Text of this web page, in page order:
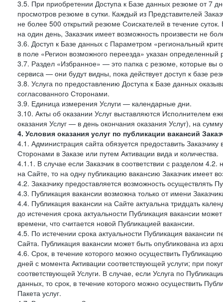
3.5. При приобретении Доступа к Базе данных резюме от 7
просмотров резюме в сутки. Каждый из Представителей
не более 500 открытий резюме Соискателей в течение
на один день, Заказчик имеет возможность произвести не
3.6. Доступ к Базе данных с Параметром «региональный
в поле «Регион возможного переезда» указан определенный
3.7. Раздел «Избранное» — это папка с резюме, которые вы
сервиса — они будут видны, пока действует доступ к базе
3.8. Услуга по предоставлению Доступа к Базе данных
согласованного Сторонами.
3.9. Единица измерения Услуги — календарные дни.
3.10. Акты об оказании Услуг выставляются Исполнителем
оказания Услуг — в день окончания оказания Услуг), на
4. Условия оказания услуг по публикации вакансий
4.1. Администрация сайта обязуется предоставить
Сторонами в Заказе или путем Активации вида и количества.
4.1.1. В случае если Заказчик в соответствии с разделом
на Сайте, то на одну публикацию вакансию Заказчик имеет
4.2. Заказчику предоставляется возможность осуществлять
4.3. Публикация вакансии возможна только от имени
4.4. Публикация вакансии на Сайте актуальна тридцать
до истечения срока актуальности Публикация вакансии
времени, что считается новой Публикацией вакансии.
4.5. По истечении срока актуальности Публикация
Сайта. Публикация вакансии может быть опубликована из
4.6. Срок, в течение которого можно осуществить
дней с момента Активации соответствующей услуги; при
соответствующей Услуги. В случае, если Услуга по
данных, то срок, в течение которого можно осуществить
Пакета услуг.